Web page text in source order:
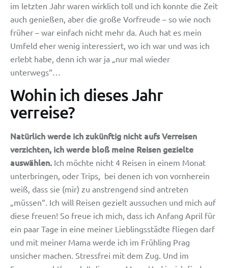
im letzten Jahr waren wirklich toll und ich konnte die Zeit
auch genießen, aber die große Vorfreude – so wie noch
früher – war einfach nicht mehr da. Auch hat es mein
Umfeld eher wenig interessiert, wo ich war und was ich
erlebt habe, denn ich war ja „nur mal wieder
unterwegs“…
Wohin ich dieses Jahr
verreise?
Natürlich werde ich zukünftig nicht aufs Verreisen
verzichten, ich werde bloß meine Reisen gezielte
auswählen. Ich möchte nicht 4 Reisen in einem Monat
unterbringen, oder Trips, bei denen ich von vornherein
weiß, dass sie (mir) zu anstrengend sind antreten
„müssen“. Ich will Reisen gezielt aussuchen und mich auf
diese freuen! So freue ich mich, dass ich Anfang April für
ein paar Tage in eine meiner Lieblingsstädte fliegen darf
und mit meiner Mama werde ich im Frühling Prag
unsicher machen. Stressfrei mit dem Zug. Und im